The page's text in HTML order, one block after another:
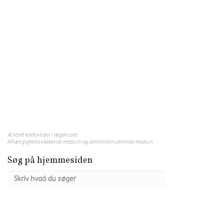
Ændret telefontider i lægehuset
Afhængighedsskabende medicin og centralstimulerende medicin
Søg på hjemmesiden